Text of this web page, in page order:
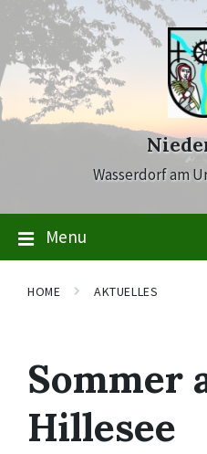
Skip
content
Skip
main
navigation
Skip
footer
Wasserdorf am
Menu
HOME AKTUELLES
Sommer
Hillesee